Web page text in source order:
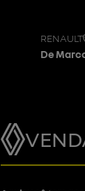
RENAULT
De